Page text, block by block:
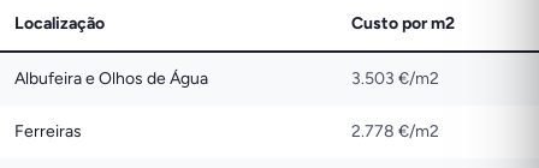
Localização Custo por m2
Albufeira e Olhos de Água 3.503 €/m2
Ferreiras 2.778 €/m2